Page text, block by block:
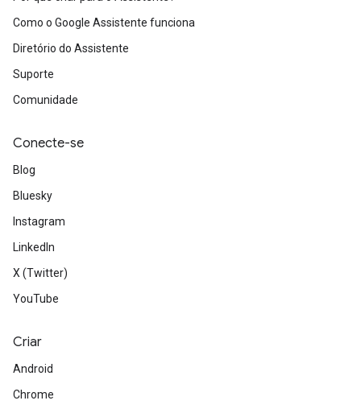
Como o Google Assistente funciona
Diretório do Assistente
Suporte
Comunidade
Conecte-se
Blog
Bluesky
Instagram
LinkedIn
X (Twitter)
YouTube
Criar
Android
Chrome